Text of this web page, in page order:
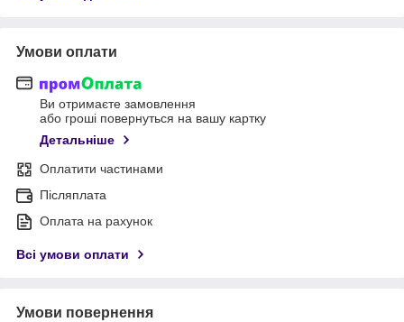
Умови оплати
Ви отримаєте замовлення
або гроші повернуться на вашу картку
Детальніше
Оплатити частинами
Післяплата
Оплата на рахунок
Всі умови оплати
Умови повернення